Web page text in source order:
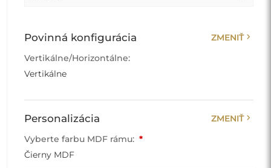
Povinná konfigurácia ZMENIŤchevron_right
Vertikálne/Horizontálne:
Vertikálne
Personalizácia ZMENIŤchevron_right
Vyberte farbu MDF rámu: *
Čierny MDF